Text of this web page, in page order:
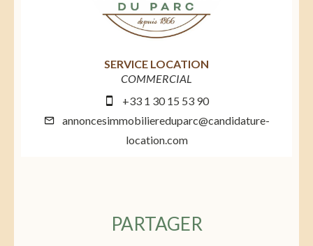
SERVICE LOCATION
COMMERCIAL
+33 1 30 15 53 90
annoncesimmobiliereduparc@candidature-
location.com
PARTAGER